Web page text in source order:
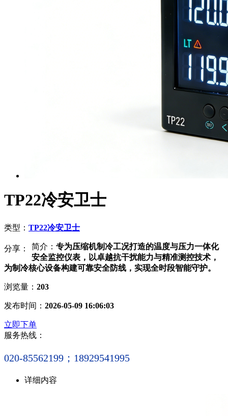
TP22冷安卫士
类型： TP22冷安卫士
分享： 简介： 专为压缩机制冷工况打造的温度与压力一体化
安全监控仪表，以卓越抗干扰能力与精准测控技术，
为制冷核心设备构建可靠安全防线，实现全时段智能守护。
浏览量： 203
发布时间： 2026-05-09 16:06:03
立即下单
服务热线：
020-85562199；18929541995
详细内容